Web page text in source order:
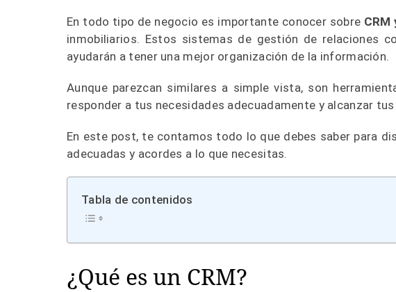
En todo tipo de negocio es importante conocer sobre CRM
inmobiliarios. Estos sistemas de gestión de relaciones
ayudarán a tener una mejor organización de la información.
Aunque parezcan similares a simple vista, son
responder a tus necesidades adecuadamente y alcanzar
En este post, te contamos todo lo que debes saber para
adecuadas y acordes a lo que necesitas.
Tabla de contenidos
¿Qué es un CRM?